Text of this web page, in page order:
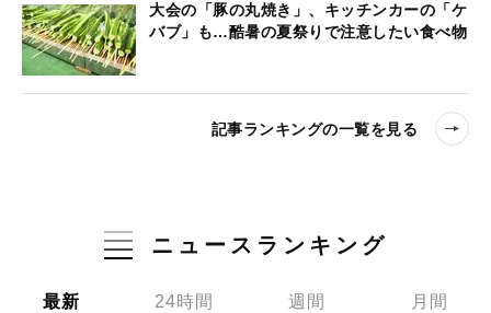
大会の「豚の丸焼き」、キッチンカーの「ケ
バブ」も…酷暑の夏祭りで注意したい食べ物
記事ランキングの一覧を見る
ニュースランキング
最新 24時間 週間 月間